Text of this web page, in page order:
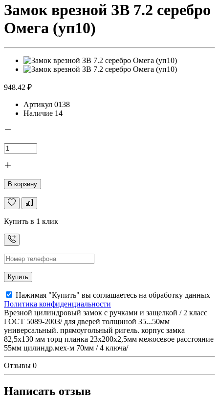
Замок врезной ЗВ 7.2 серебро
Омега (уп10)
948.42 ₽
Артикул 0138
Наличие 14
В корзину
Купить в 1 клик
Купить
Нажимая "Купить" вы соглашаетесь на обработку данных
Политика конфиденциальности
Врезной цилиндровый замок с ручками и защелкой / 2 класс
ГОСТ 5089-2003/ для дверей толщиной 35...50мм
универсальный. прямоугольный ригель. корпус замка
82,5х130 мм торц планка 23х200х2,5мм межосевое расстояние
55мм цилиндр.мех-м 70мм / 4 ключа/
Отзывы 0
Написать отзыв